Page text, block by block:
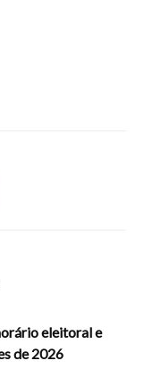
eleitoral e
de 2026